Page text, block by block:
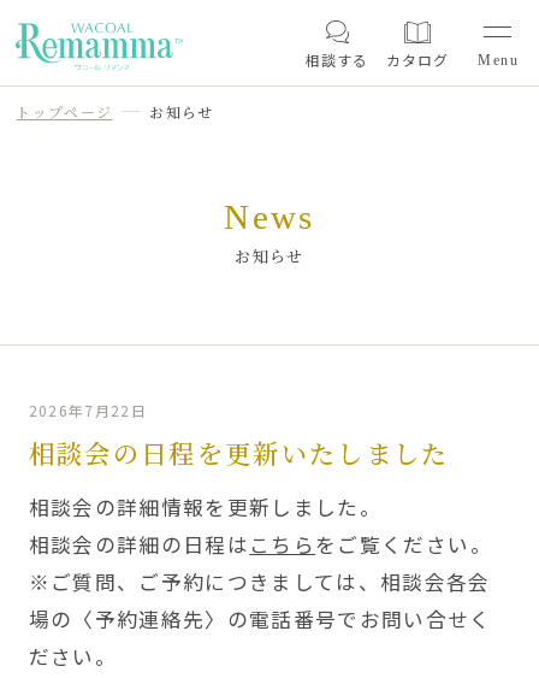
相談する カタログ
トップページ お知らせ
News
お知らせ
2026年7月22日
相談会の日程を更新いたしました
相談会の詳細情報を更新しました。
相談会の詳細の日程は こちら をご覧ください。
※ご質問、ご予約につきましては、相談会各会
場の〈予約連絡先〉の電話番号でお問い合せく
ださい。